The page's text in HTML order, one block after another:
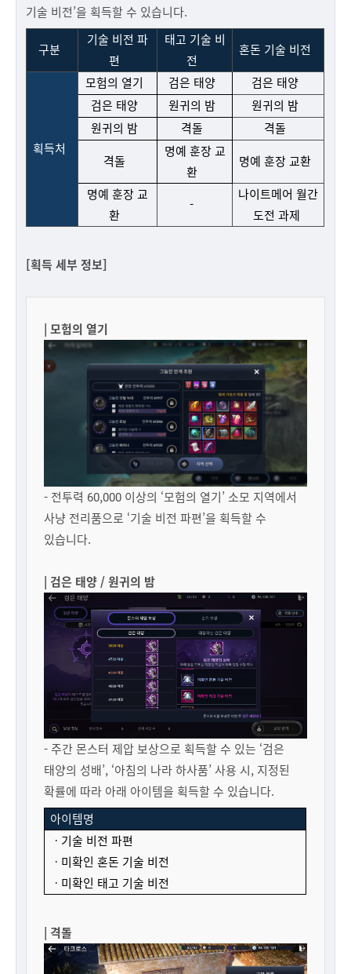
기술 비전’을 획득할 수 있습니다.
구분
기술 비전 파
편
태고 기술 비
전
혼돈 기술 비전
획득처
모험의 열기 검은 태양
검은 태양
검은 태양
원귀의 밤
원귀의 밤
원귀의 밤
격돌
격돌
격돌
명예 훈장 교
환
명예 훈장 교환
명예 훈장 교
환
-
나이트메어 월간
도전 과제
[획득 세부 정보]
| 모험의 열기
- 전투력 60,000 이상의 ‘모험의 열기’ 소모 지역에서
사냥 전리품으로 ‘기술 비전 파편’을 획득할 수
있습니다.
| 검은 태양 / 원귀의 밤
- 주간 몬스터 제압 보상으로 획득할 수 있는 ‘검은
태양의 성배’, ‘아침의 나라 하사품’ 사용 시, 지정된
확률에 따라 아래 아이템을 획득할 수 있습니다.
아이템명
ㆍ기술 비전 파편
ㆍ미확인 혼돈 기술 비전
ㆍ미확인 태고 기술 비전
| 격돌